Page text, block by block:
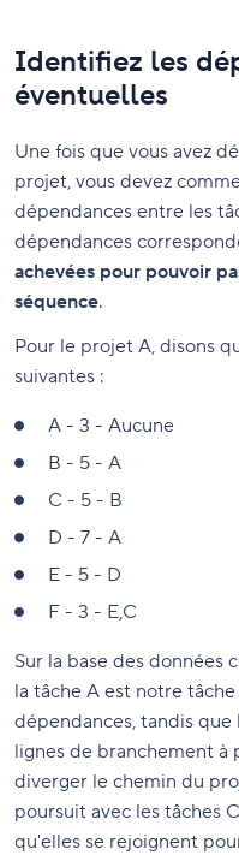
Identifiez les
éventuelles
Une fois que vous avez
projet, vous devez
dépendances entre les
dépendances
achevées pour pouvoir
séquence.
Pour le projet A, disons
suivantes :
A - 3 - Aucune
B - 5 - A
C - 5 - B
D - 7 - A
E - 5 - D
F - 3 - E,C
Sur la base des données
la tâche A est notre
dépendances, tandis
lignes de branchement
diverger le chemin du
poursuit avec les tâches
qu'elles se rejoignent